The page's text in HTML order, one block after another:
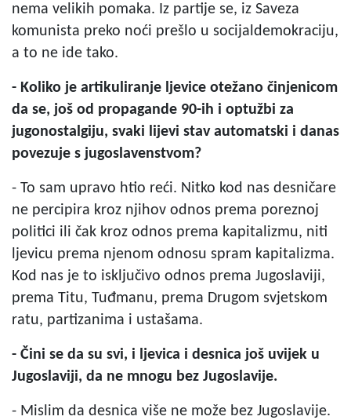
nema velikih pomaka. Iz partije se, iz Saveza
komunista preko noći prešlo u socijaldemokraciju,
a to ne ide tako.
- Koliko je artikuliranje ljevice otežano činjenicom
da se, još od propagande 90-ih i optužbi za
jugonostalgiju, svaki lijevi stav automatski i danas
povezuje s jugoslavenstvom?
- To sam upravo htio reći. Nitko kod nas desničare
ne percipira kroz njihov odnos prema poreznoj
politici ili čak kroz odnos prema kapitalizmu, niti
ljevicu prema njenom odnosu spram kapitalizma.
Kod nas je to isključivo odnos prema Jugoslaviji,
prema Titu, Tuđmanu, prema Drugom svjetskom
ratu, partizanima i ustašama.
- Čini se da su svi, i ljevica i desnica još uvijek u
Jugoslaviji, da ne mnogu bez Jugoslavije.
- Mislim da desnica više ne može bez Jugoslavije.